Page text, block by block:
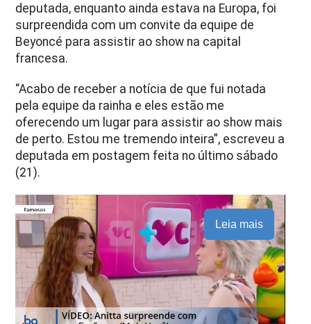
deputada, enquanto ainda estava na Europa, foi
surpreendida com um convite da equipe de
Beyoncé para assistir ao show na capital
francesa.
“Acabo de receber a notícia de que fui notada
pela equipe da rainha e eles estão me
oferecendo um lugar para assistir ao show mais
de perto. Estou me tremendo inteira”, escreveu a
deputada em postagem feita no último sábado
(21).
Leia mais